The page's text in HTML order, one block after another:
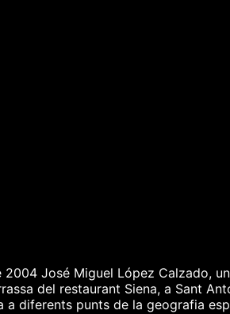
José Miguel López Calzado,
del restaurant Siena, a Sant
a diferents punts de la geografia